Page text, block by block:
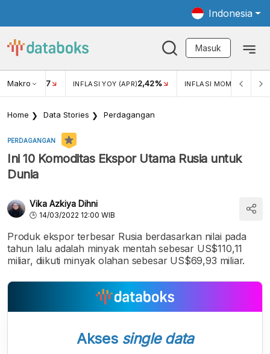
Indonesia
Masuk
Makro
USD/IDR 17 INFLASI YOY (APR)2,42% INFLASI MOM (MAR)
Home Data Stories Perdagangan
PERDAGANGAN
Ini 10 Komoditas Ekspor Utama Rusia untuk
Dunia
Vika Azkiya Dihni
14/03/2022 12:00 WIB
Produk ekspor terbesar Rusia berdasarkan nilai pada
tahun lalu adalah minyak mentah sebesar US$110,11
miliar, diikuti minyak olahan sebesar US$69,93 miliar.
Akses single data